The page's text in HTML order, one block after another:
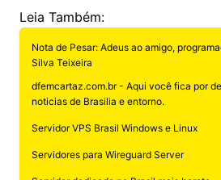
Leia Também:
Nota de Pesar: Adeus ao amigo,
Silva Teixeira
dfemcartaz.com.br - Aqui você fica por
noticias de Brasilia e entorno.
Servidor VPS Brasil Windows e Linux
Servidores para Wireguard Server